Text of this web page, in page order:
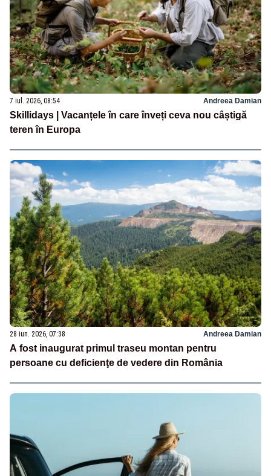
7 iul. 2026, 08:54 Andreea Damian
Skillidays | Vacanțele în care înveți ceva nou câștigă
teren în Europa
28 iun. 2026, 07:38 Andreea Damian
A fost inaugurat primul traseu montan pentru
persoane cu deficienţe de vedere din România